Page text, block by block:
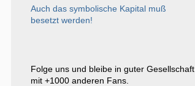
Auch das symbolische Kapital muß
besetzt werden!
Folge uns und bleibe in guter Gesellschaft
mit +1000 anderen Fans.